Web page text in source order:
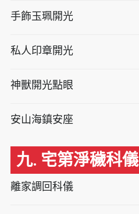
手飾玉珮開光
私人印章開光
神獸開光點眼
安山海鎮安座
九. 宅第淨穢科儀
離家調回科儀